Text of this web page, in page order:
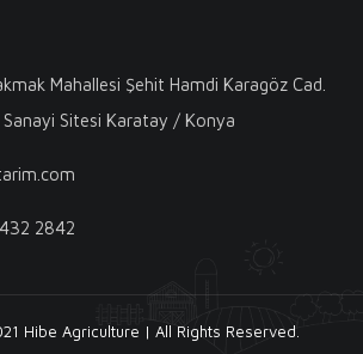
Mahallesi Şehit Hamdi Karagöz Cad.
Sanayi Sitesi Karatay / Konya
2842
Hibe Agriculture | All Rights Reserved.